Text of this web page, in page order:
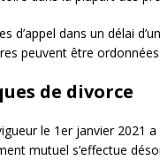
d’appel dans un délai
peuvent être
de divorce
le 1er janvier 2021
mutuel s’effectue